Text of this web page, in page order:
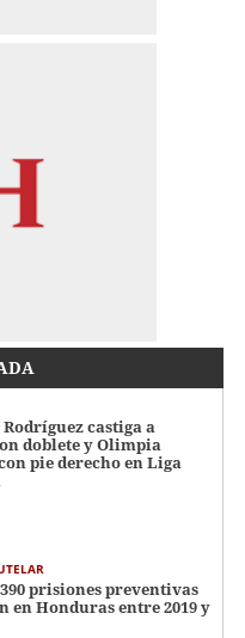
castiga a
doblete y Olimpia
pie derecho en Liga
prisiones preventivas
en Honduras entre 2019 y